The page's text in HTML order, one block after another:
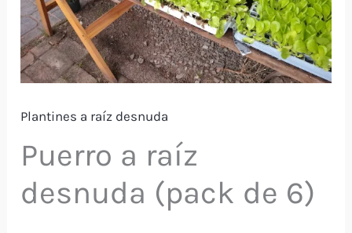
Plantines a raíz desnuda
Puerro a raíz
desnuda (pack de 6)